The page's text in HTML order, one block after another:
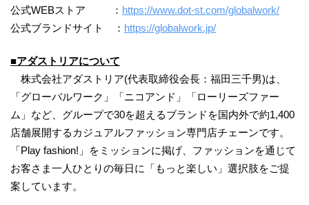
公式WEBストア ： https://www.dot-st.com/globalwork/
公式ブランドサイト ： https://globalwork.jp/
■アダストリアについて
株式会社アダストリア(代表取締役会長：福田三千男)は、
「グローバルワーク」「ニコアンド」「ローリーズファー
ム」など、グループで30を超えるブランドを国内外で約1,400
店舗展開するカジュアルファッション専門店チェーンです。
「Play fashion!」をミッションに掲げ、ファッションを通じて
お客さま一人ひとりの毎日に「もっと楽しい」選択肢をご提
案しています。